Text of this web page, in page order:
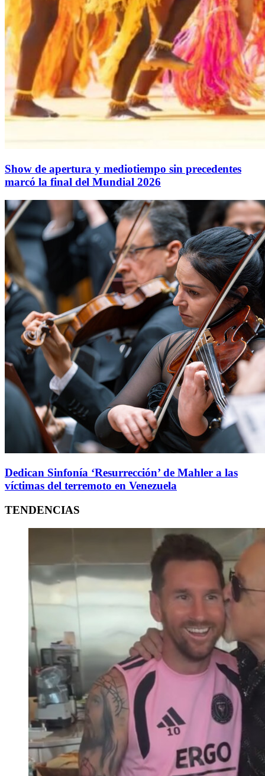
Show de apertura y mediotiempo sin precedentes
marcó la final del Mundial 2026
Dedican Sinfonía ‘Resurrección’ de Mahler a las
víctimas del terremoto en Venezuela
TENDENCIAS